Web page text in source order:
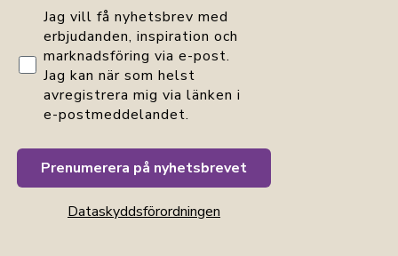
GDPR consent
Jag vill få nyhetsbrev med
erbjudanden, inspiration och
marknadsföring via e-post.
Jag kan när som helst
avregistrera mig via länken i
e-postmeddelandet.
Prenumerera på nyhetsbrevet
Dataskyddsförordningen